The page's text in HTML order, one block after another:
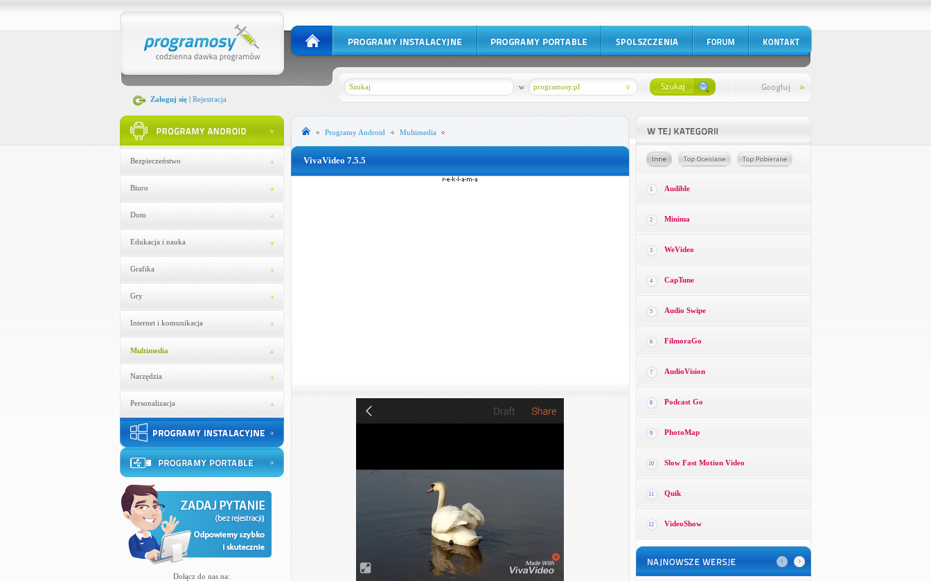
Zaloguj się| Rejestracja
programosy.pl
w
Bezpieczeństwo
Biuro
Dom
Edukacja i nauka
Grafika
Gry
Internet i komunikacja
Multimedia
Narzędzia
Personalizacja
Dołącz do nas na:
ProgramyAndroid Multimedia
VivaVideo 7.5.5
1 Audible
2 Minima
3 WeVideo
4 CapTune
5 Audio Swipe
6 FilmoraGo
7 AudioVision
8 Podcast Go
9 PhotoMap
10 Slow Fast Motion Video
11 Quik
12 VideoShow